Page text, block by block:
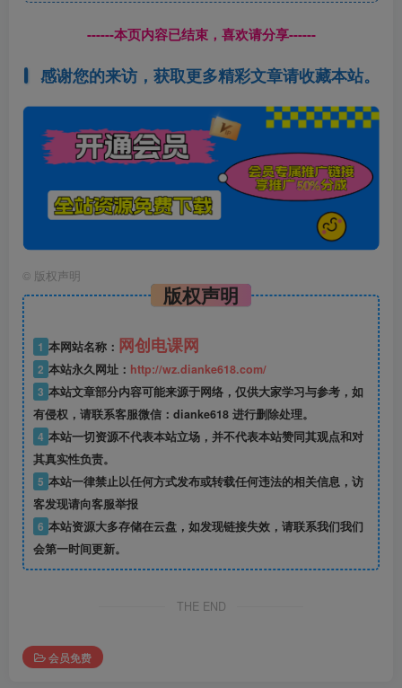
------本页内容已结束，喜欢请分享------
感谢您的来访，获取更多精彩文章请收藏本站。
© 版权声明
版权声明
1 本网站名称： 网创电课网
2 本站永久网址： http://wz.dianke618.com/
3 本站文章部分内容可能来源于网络，仅供大家学习与参考，如
有侵权，请联系客服微信：dianke618 进行删除处理。
4 本站一切资源不代表本站立场，并不代表本站赞同其观点和对
其真实性负责。
5 本站一律禁止以任何方式发布或转载任何违法的相关信息，访
客发现请向客服举报
6 本站资源大多存储在云盘，如发现链接失效，请联系我们我们
会第一时间更新。
THE END
会员免费